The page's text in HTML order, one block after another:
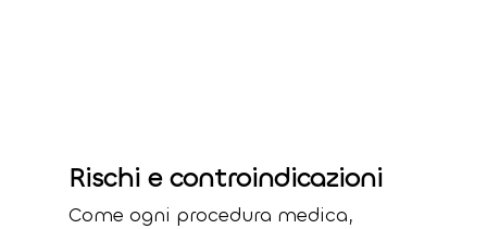
Rischi e controindicazioni
Come ogni procedura medica,